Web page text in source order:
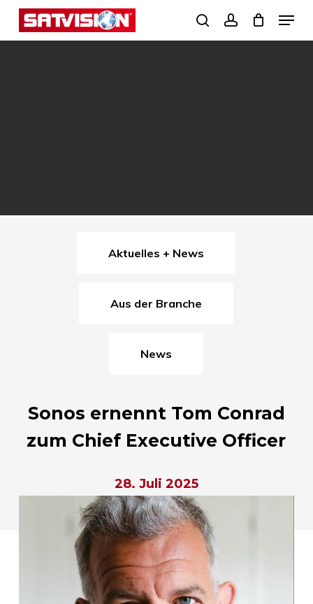
Skip
search
Menu
Aktuelles + News
Aus der Branche
News
Sonos ernennt Tom Conrad
zum Chief Executive Officer
28. Juli 2025